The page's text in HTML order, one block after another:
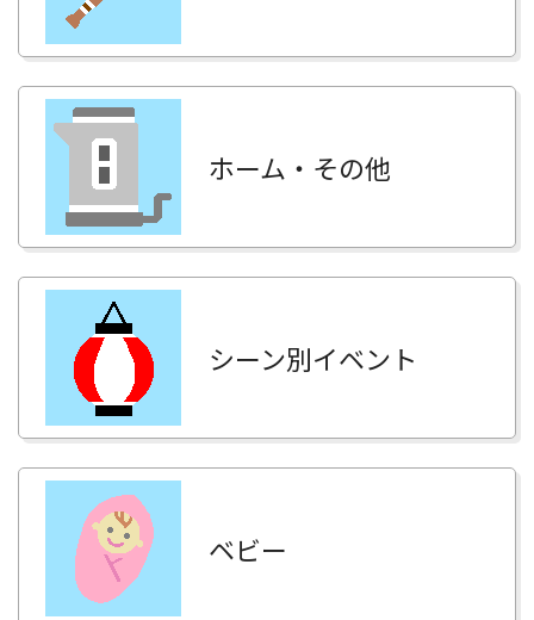
ホーム・その他
シーン別イベント
ベビー